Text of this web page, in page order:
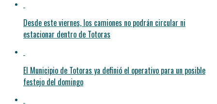
Desde este viernes, los camiones no podrán circular ni
estacionar dentro de Totoras
El Municipio de Totoras ya definió el operativo para un posible
festejo del domingo